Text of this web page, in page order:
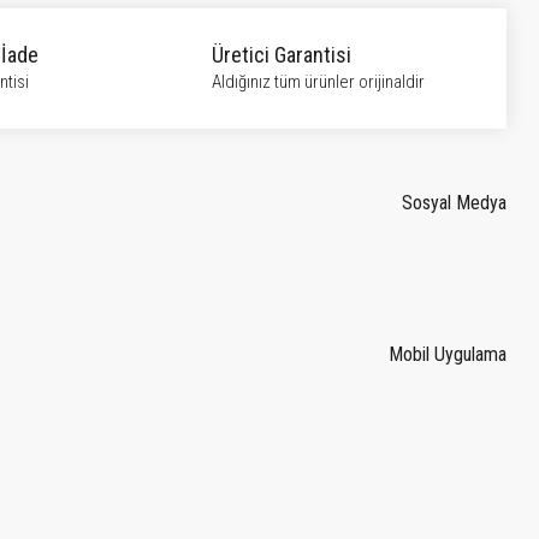
Üretici Garantisi
Aldığınız tüm ürünler orijinaldir
Sosyal Medya
Mobil Uygulama